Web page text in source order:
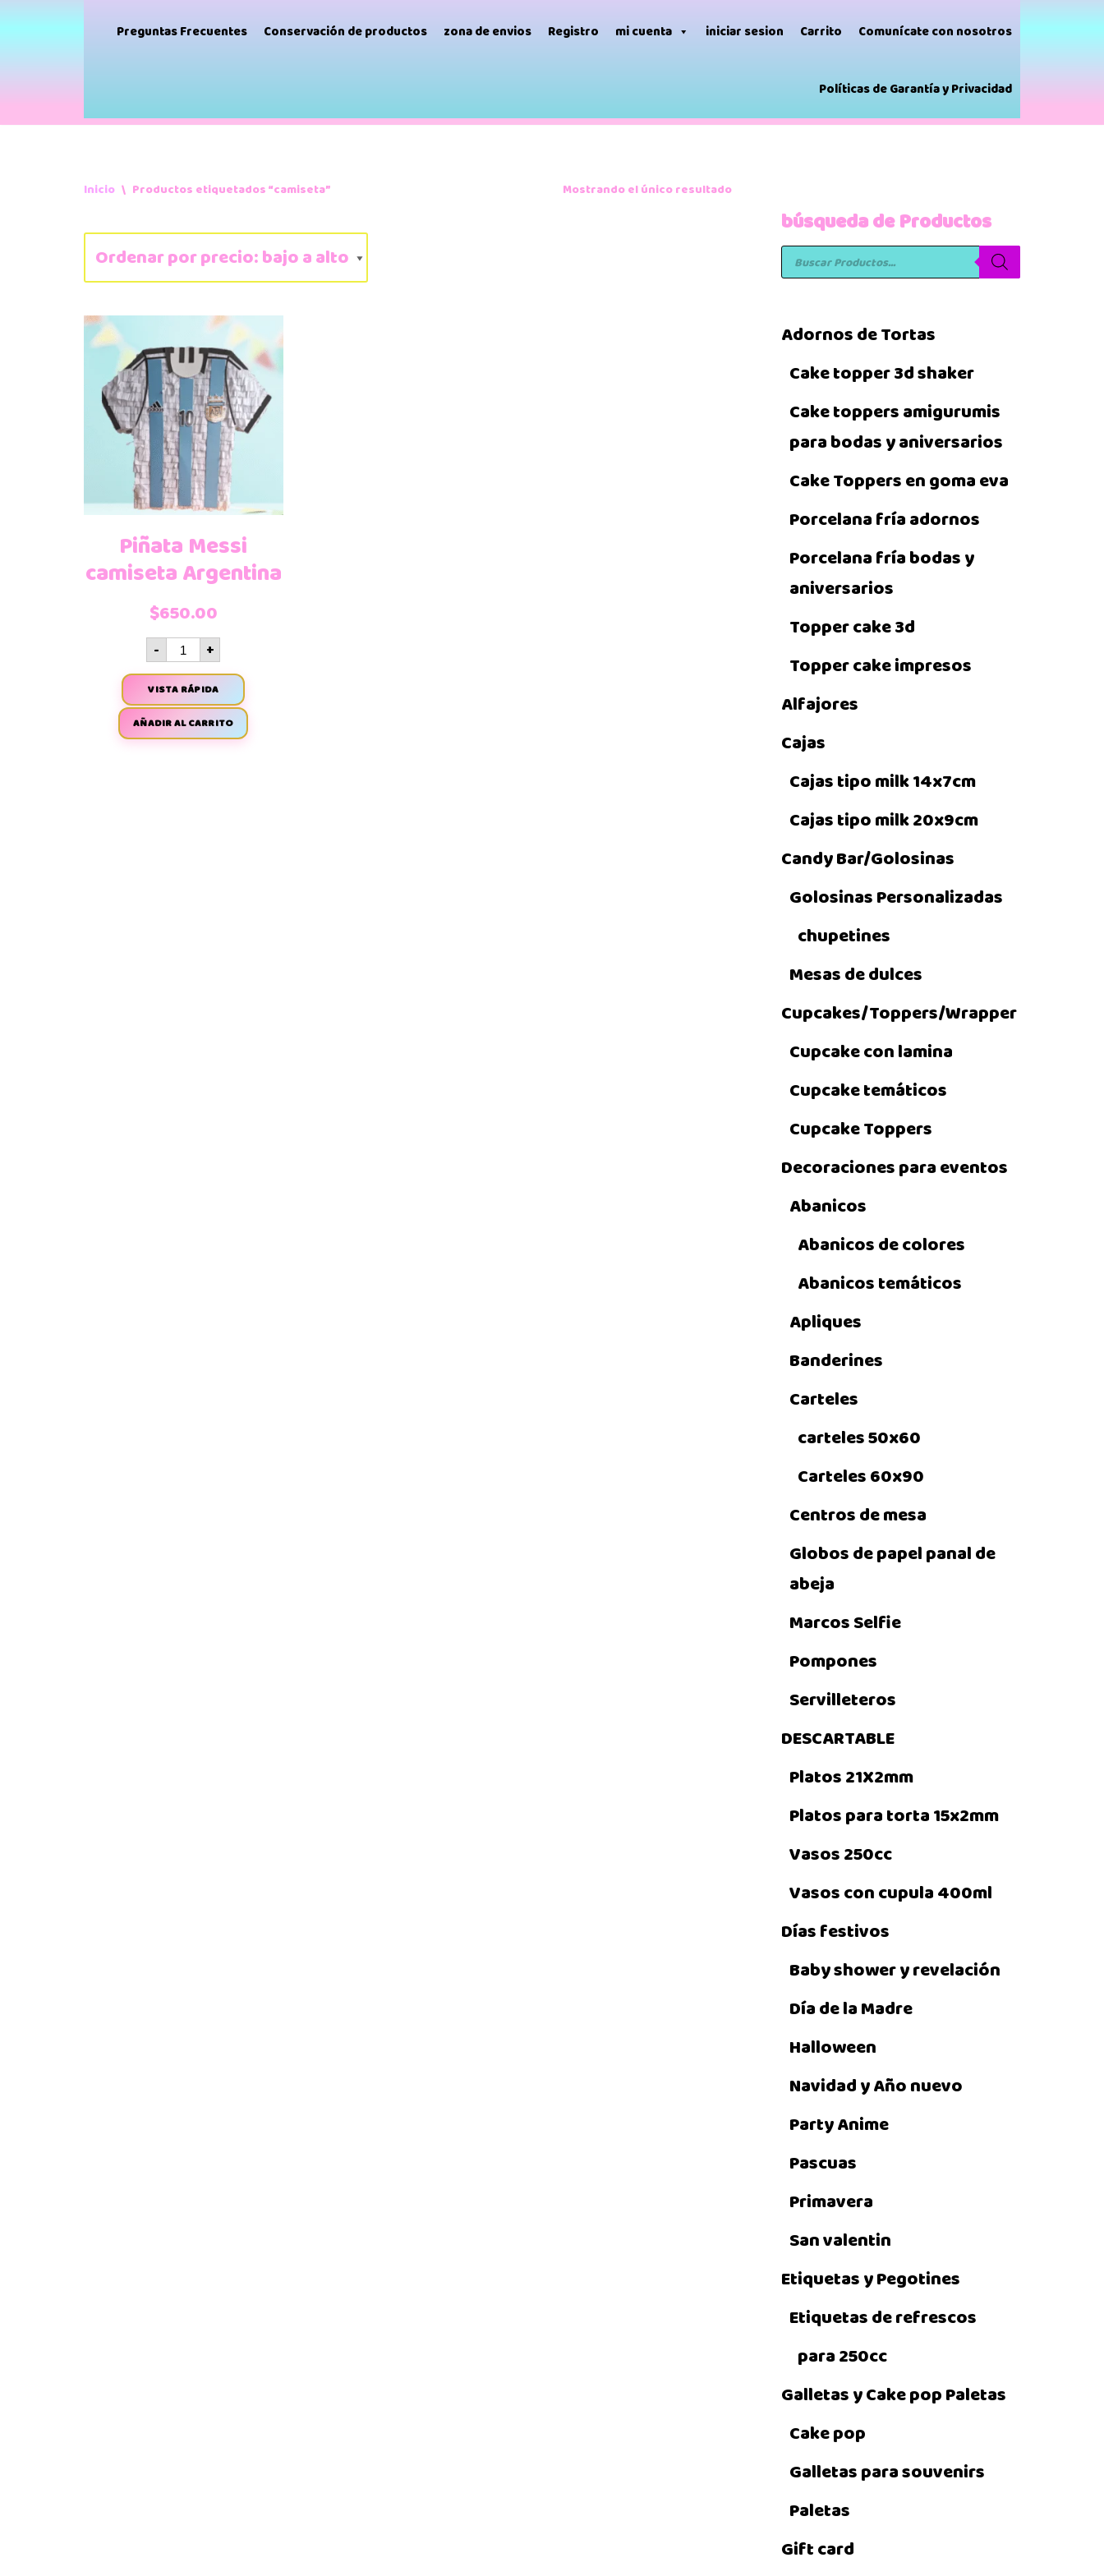
Preguntas Frecuentes Conservación de productos zona de envios Registro mi cuenta iniciar sesion Carrito Comunícate con nosotros
Políticas de Garantía y Privacidad
Inicio \ Productos etiquetados “camiseta” Mostrando el único resultado
Piñata Messi
camiseta Argentina
$650.00
- +
VISTA RÁPIDA
AÑADIR AL CARRITO
búsqueda de Productos
Adornos de Tortas
Cake topper 3d shaker
Cake toppers amigurumis
para bodas y aniversarios
Cake Toppers en goma eva
Porcelana fría adornos
Porcelana fría bodas y
aniversarios
Topper cake 3d
Topper cake impresos
Alfajores
Cajas
Cajas tipo milk 14x7cm
Cajas tipo milk 20x9cm
Candy Bar/Golosinas
Golosinas Personalizadas
chupetines
Mesas de dulces
Cupcakes/Toppers/Wrapper
Cupcake con lamina
Cupcake temáticos
Cupcake Toppers
Decoraciones para eventos
Abanicos
Abanicos de colores
Abanicos temáticos
Apliques
Banderines
Carteles
carteles 50x60
Carteles 60x90
Centros de mesa
Globos de papel panal de
abeja
Marcos Selfie
Pompones
Servilleteros
DESCARTABLE
Platos 21X2mm
Platos para torta 15x2mm
Vasos 250cc
Vasos con cupula 400ml
Días festivos
Baby shower y revelación
Día de la Madre
Halloween
Navidad y Año nuevo
Party Anime
Pascuas
Primavera
San valentin
Etiquetas y Pegotines
Etiquetas de refrescos
para 250cc
Galletas y Cake pop Paletas
Cake pop
Galletas para souvenirs
Paletas
Gift card